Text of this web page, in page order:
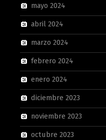
mayo 2024
abril 2024
marzo 2024
febrero 2024
enero 2024
diciembre 2023
noviembre 2023
octubre 2023